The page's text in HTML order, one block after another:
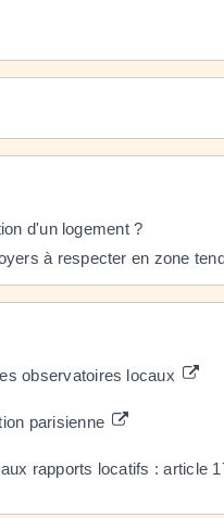
d'un logement ?
à respecter en zone
observatoires locaux
parisienne
rapports locatifs : article